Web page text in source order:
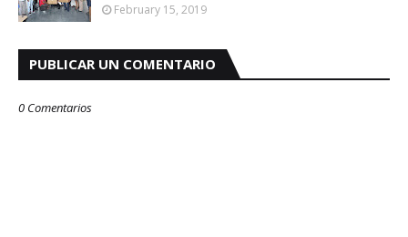
February 15, 2019
PUBLICAR UN COMENTARIO
0 Comentarios